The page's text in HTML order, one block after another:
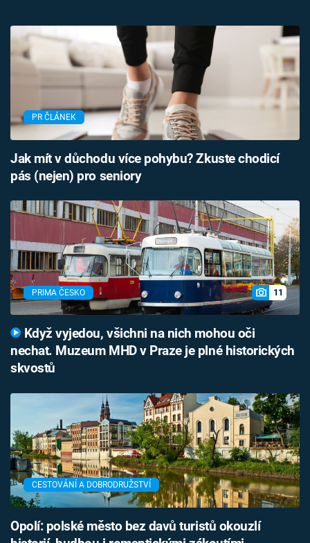
PR ČLÁNEK
Jak mít v důchodu více pohybu? Zkuste chodicí
pás (nejen) pro seniory
PRIMA ČESKO 11
Když vyjedou, všichni na nich mohou oči
nechat. Muzeum MHD v Praze je plné historických
skvostů
CESTOVÁNÍ A DOBRODRUŽSTVÍ
Opolí: polské město bez davů turistů okouzlí